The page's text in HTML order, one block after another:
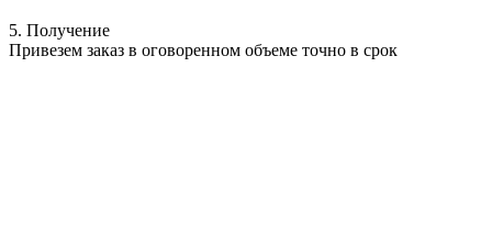
5. Получение
Привезем заказ в оговоренном объеме точно в срок